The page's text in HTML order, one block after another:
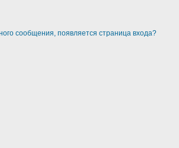
сообщения, появляется страница входа?